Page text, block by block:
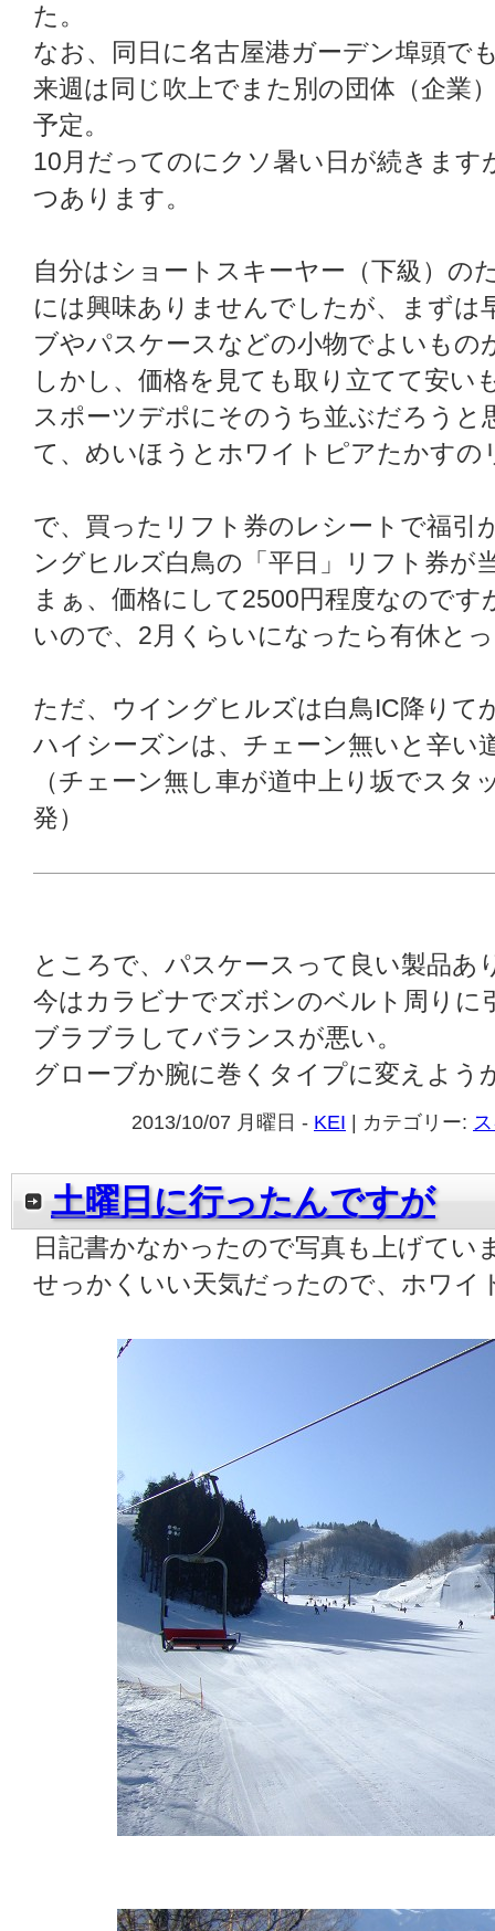
た。
なお、同日に名古屋港ガーデン埠頭で
来週は同じ吹上でまた別の団体（企業
予定。
10月だってのにクソ暑い日が続きます
つあります。
自分はショートスキーヤー（下級）の
には興味ありませんでしたが、まずは
ブやパスケースなどの小物でよいも
しかし、価格を見ても取り立てて安い
スポーツデポにそのうち並ぶだろうと
て、めいほうとホワイトピアたかすの
で、買ったリフト券のレシートで福引
ングヒルズ白鳥の「平日」リフト券が
まぁ、価格にして2500円程度なので
いので、2月くらいになったら有休と
ただ、ウイングヒルズは白鳥IC降りて
ハイシーズンは、チェーン無いと辛い
（チェーン無し車が道中上り坂でス
発）
ところで、パスケースって良い製品あ
今はカラビナでズボンのベルト周りに
ブラブラしてバランスが悪い。
グローブか腕に巻くタイプに変えよう
2013/10/07 月曜日 - KEI | カテゴリー:
土曜日に行ったんですが
日記書かなかったので写真も上げてい
せっかくいい天気だったので、ホワイ